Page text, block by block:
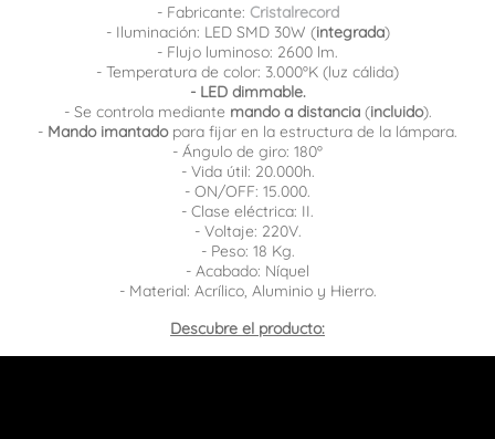
- Fabricante: Cristalrecord
- Iluminación: LED SMD 30W (integrada)
- Flujo luminoso: 2600 lm.
- Temperatura de color: 3.000ºK (luz cálida)
- LED dimmable.
- Se controla mediante mando a distancia (incluido).
- Mando imantadopara fijar en la estructura de la lámpara.
- Ángulo de giro: 180º
- Vida útil: 20.000h.
- ON/OFF: 15.000.
- Clase eléctrica: II.
- Voltaje: 220V.
- Peso: 18 Kg.
- Acabado: Níquel
- Material: Acrílico, Aluminio y Hierro.
Descubre el producto: